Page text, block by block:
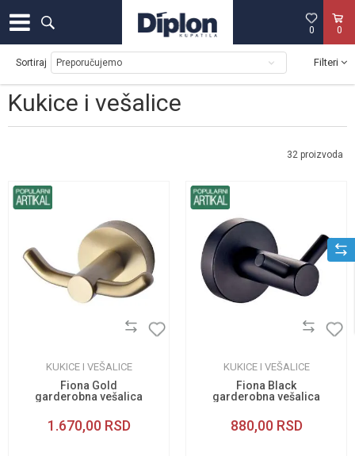
0
0
Kukice i vešalice
Sortiraj Filteri
32 proizvoda
KUKICE I VEŠALICE
Fiona Gold
garderobna vešalica
1.670,00 RSD
KUKICE I VEŠALICE
Fiona Black
garderobna vešalica
880,00 RSD